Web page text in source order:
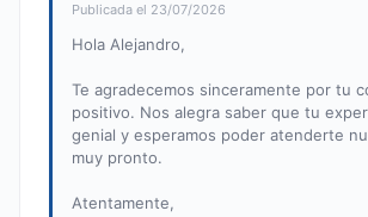
Publicada el 23/07/2026
Hola Alejandro,
Te agradecemos sinceramente por tu
positivo. Nos alegra saber que tu
genial y esperamos poder atenderte
muy pronto.
Atentamente,